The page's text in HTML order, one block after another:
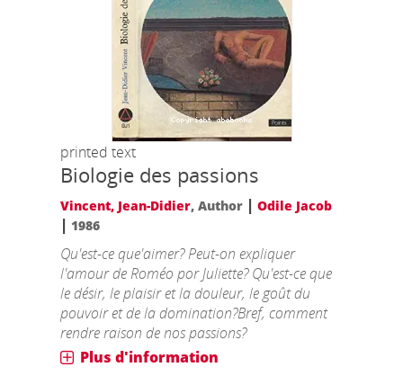
printed text
Biologie des passions
Vincent, Jean-Didier, Author |Odile Jacob
| 1986
Qu'est-ce que'aimer? Peut-on expliquer
l'amour de Roméo por Juliette? Qu'est-ce que
le désir, le plaisir et la douleur, le goût du
pouvoir et de la domination?Bref, comment
rendre raison de nos passions?
Plus d'information